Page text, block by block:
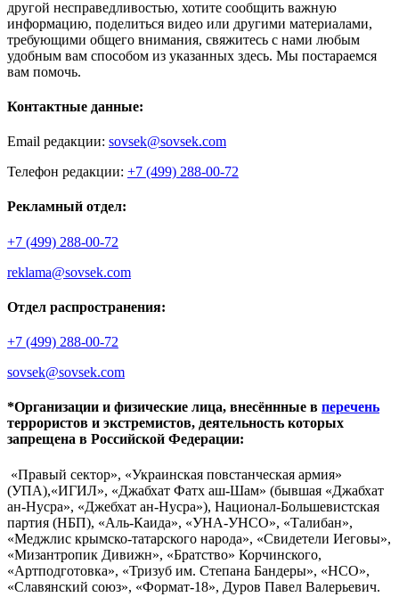
другой несправедливостью, хотите сообщить важную
информацию, поделиться видео или другими материалами,
требующими общего внимания, свяжитесь с нами любым
удобным вам способом из указанных здесь. Мы постараемся
вам помочь.
Контактные данные:
Email редакции: sovsek@sovsek.com
Телефон редакции: +7 (499) 288-00-72
Рекламный отдел:
+7 (499) 288-00-72
reklama@sovsek.com
Отдел распространения:
+7 (499) 288-00-72
sovsek@sovsek.com
*Организации и физические лица, внесённные в перечень
террористов и экстремистов, деятельность которых
запрещена в Российской Федерации:
«Правый сектор», «Украинская повстанческая армия»
(УПА),«ИГИЛ», «Джабхат Фатх аш-Шам» (бывшая «Джабхат
ан-Нусра», «Джебхат ан-Нусра»), Национал-Большевистская
партия (НБП), «Аль-Каида», «УНА-УНСО», «Талибан»,
«Меджлис крымско-татарского народа», «Свидетели Иеговы»,
«Мизантропик Дивижн», «Братство» Корчинского,
«Артподготовка», «Тризуб им. Степана Бандеры», «НСО»,
«Славянский союз», «Формат-18», Дуров Павел Валерьевич.